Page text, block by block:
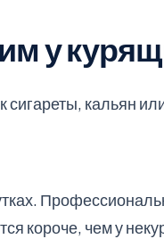
у
сигареты, кальян
короче, чем у